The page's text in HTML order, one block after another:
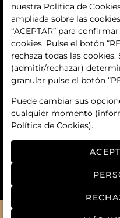
Términos y
condiciones generales
política de privacidad
aviso legal
política de cookies
ajuste de cookies
nuestra Política de
ampliada sobre las
“ACEPTAR” para
cookies. Pulse el botón
rechaza todas las
(admitir/rechazar)
granular pulse el botón
Puede cambiar sus
cualquier momento
Política de Cookies).